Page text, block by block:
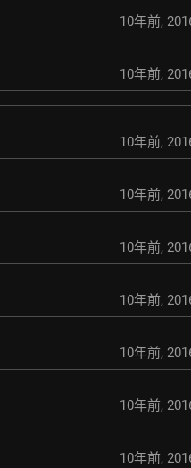
10年前,
10年前,
10年前,
10年前,
10年前,
10年前,
10年前,
10年前,
10年前,